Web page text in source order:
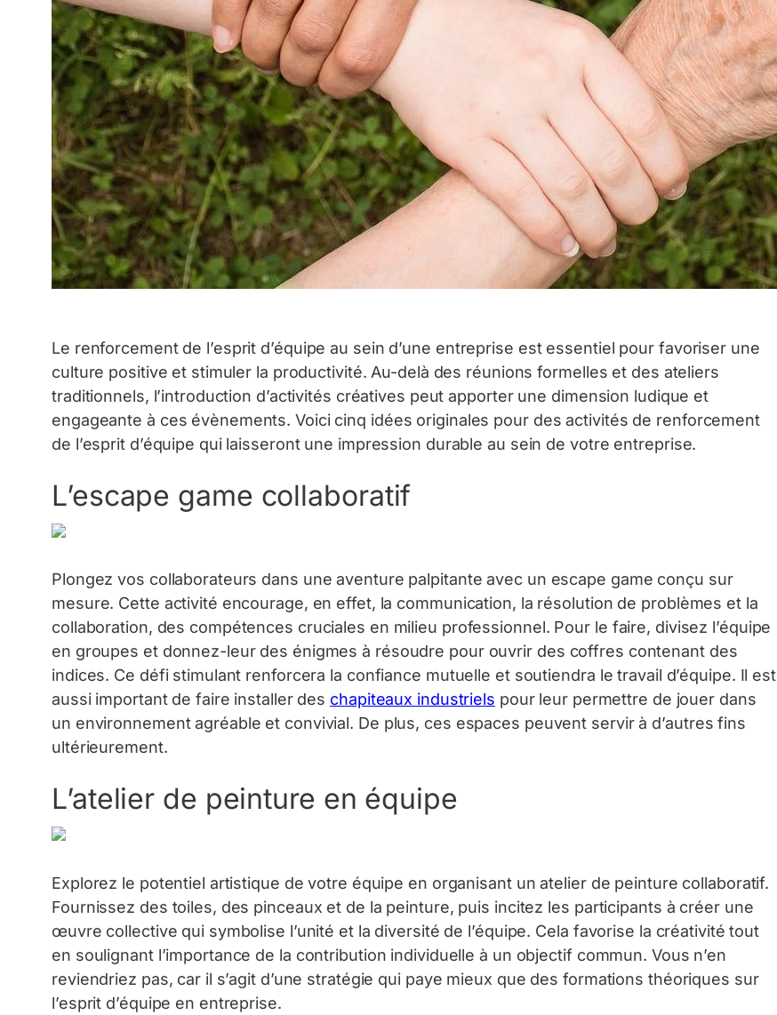
Le renforcement de l’esprit d’équipe au sein d’une entreprise est essentiel pour favoriser une
culture positive et stimuler la productivité. Au-delà des réunions formelles et des ateliers
traditionnels, l’introduction d’activités créatives peut apporter une dimension ludique et
engageante à ces évènements. Voici cinq idées originales pour des activités de renforcement
de l’esprit d’équipe qui laisseront une impression durable au sein de votre entreprise.
L’escape game collaboratif
Plongez vos collaborateurs dans une aventure palpitante avec un escape game conçu sur
mesure. Cette activité encourage, en effet, la communication, la résolution de problèmes et la
collaboration, des compétences cruciales en milieu professionnel. Pour le faire, divisez l’équipe
en groupes et donnez-leur des énigmes à résoudre pour ouvrir des coffres contenant des
indices. Ce défi stimulant renforcera la confiance mutuelle et soutiendra le travail d’équipe. Il est
aussi important de faire installer des chapiteaux industriels pour leur permettre de jouer dans
un environnement agréable et convivial. De plus, ces espaces peuvent servir à d’autres fins
ultérieurement.
L’atelier de peinture en équipe
Explorez le potentiel artistique de votre équipe en organisant un atelier de peinture collaboratif.
Fournissez des toiles, des pinceaux et de la peinture, puis incitez les participants à créer une
œuvre collective qui symbolise l’unité et la diversité de l’équipe. Cela favorise la créativité tout
en soulignant l’importance de la contribution individuelle à un objectif commun. Vous n’en
reviendriez pas, car il s’agit d’une stratégie qui paye mieux que des formations théoriques sur
l’esprit d’équipe en entreprise.